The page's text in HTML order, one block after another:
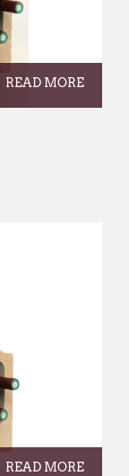
READ MORE
READ MORE